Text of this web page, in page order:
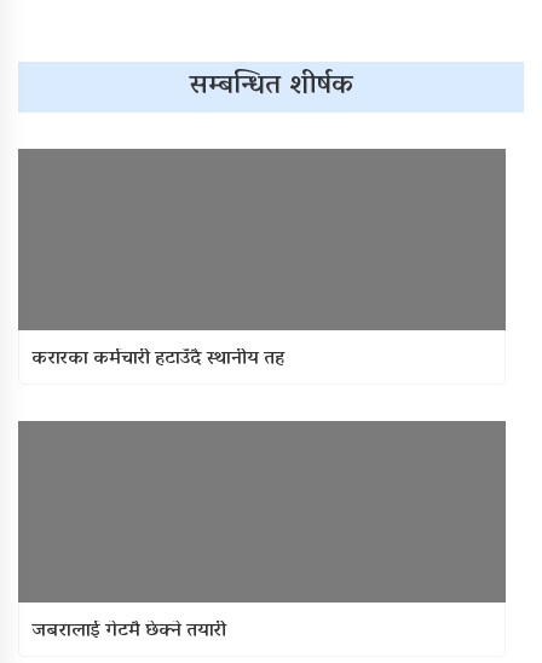
आजदेखि देशभर आर्थिक गणना सुरु हुँदै
घाइते
सम्बन्धित शीर्षक
करारका कर्मचारी हटाउँदै स्थानीय तह
जबरालाई गेटमै छेक्ने तयारी